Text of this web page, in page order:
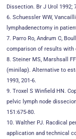
Dissection. Br J Urol 1992;
6. Schuessler WW,
lymphadenectomy in
7. Parro Ro, Andrum C,
comparison of results with
8. Steiner MS, Marshsall
(minilap). Alternative to
1993, 201-6.
9. Troxel S Winfield HN.
pelvic lymph node
151:675-80.
10. Walther PJ. Racdical
application and technical